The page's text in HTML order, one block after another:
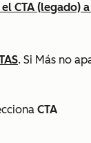
CTA (legado)
. Si Más no
CTA